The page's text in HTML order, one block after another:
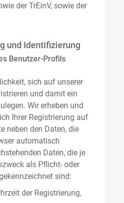
der TrEinV, sowie der
und Identifizierung
Benutzer-Profils
sich auf unserer
und damit ein
Wir erheben und
Ihrer Registrierung auf
neben den Daten, die
automatisch
Daten, die je
als Pflicht- oder
sind:
der Registrierung,